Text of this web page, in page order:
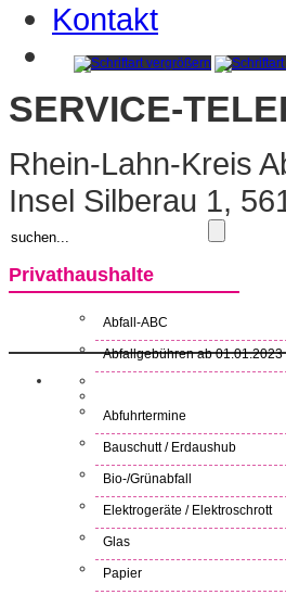
Kontakt
SERVICE-
Rhein-Lahn-Kreis
Insel Silberau 1,
Privathaushalte
Abfall-ABC
Abfallgebühren ab 01.01.2023
Abfuhrtermine
Bauschutt / Erdaushub
Bio-/Grünabfall
Elektrogeräte / Elektroschrott
Glas
Papier